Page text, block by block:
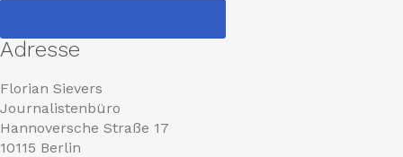
Adresse
Florian Sievers
Journalistenbüro
Hannoversche Straße 17
10115 Berlin